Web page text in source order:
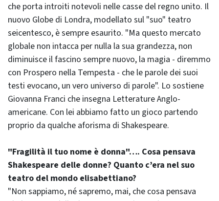
che porta introiti notevoli nelle casse del regno unito. Il
nuovo Globe di Londra, modellato sul "suo" teatro
seicentesco, è sempre esaurito. "Ma questo mercato
globale non intacca per nulla la sua grandezza, non
diminuisce il fascino sempre nuovo, la magia - diremmo
con Prospero nella Tempesta - che le parole dei suoi
testi evocano, un vero universo di parole". Lo sostiene
Giovanna Franci che insegna Letterature Anglo-
americane. Con lei abbiamo fatto un gioco partendo
proprio da qualche aforisma di Shakespeare.
"Fragilità il tuo nome è donna"…. Cosa pensava
Shakespeare delle donne? Quanto c’era nel suo
teatro del mondo elisabettiano?
"Non sappiamo, né sapremo, mai, che cosa pensava